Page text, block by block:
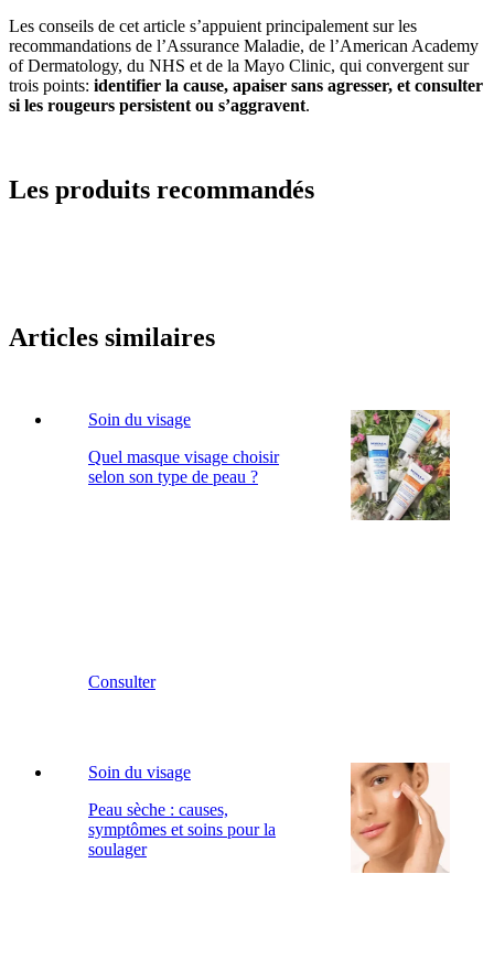
Les conseils de cet article s’appuient principalement sur les
recommandations de l’Assurance Maladie, de l’American Academy
of Dermatology, du NHS et de la Mayo Clinic, qui convergent sur
trois points: identifier la cause, apaiser sans agresser, et consulter
si les rougeurs persistent ou s’aggravent.
Les produits recommandés
Articles similaires
Soin du visage
Quel masque visage choisir
selon son type de peau ?
Consulter
Soin du visage
Peau sèche : causes,
symptômes et soins pour la
soulager